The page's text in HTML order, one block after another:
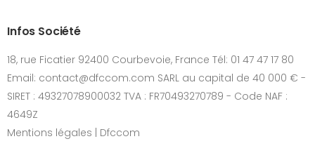
Infos Société
18, rue Ficatier 92400 Courbevoie, France Tél: 01 47 47 17 80
Email: contact@dfccom.com SARL au capital de 40 000 € -
SIRET : 49327078900032 TVA : FR70493270789 - Code NAF :
4649Z
Mentions légales | Dfccom